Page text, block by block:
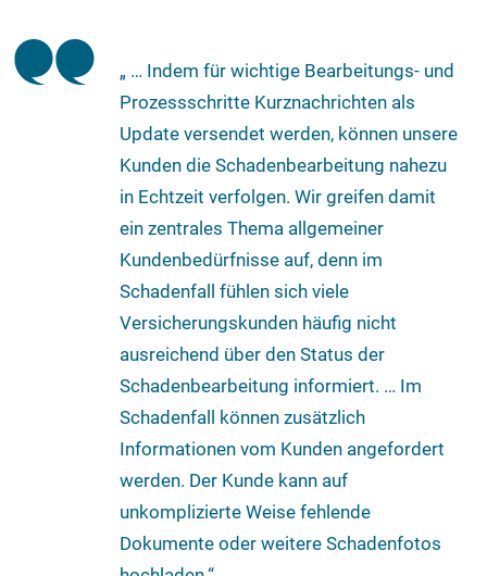
„ … Indem für wichtige Bearbeitungs- und
Prozessschritte Kurznachrichten als
Update versendet werden, können unsere
Kunden die Schadenbearbeitung nahezu
in Echtzeit verfolgen. Wir greifen damit
ein zentrales Thema allgemeiner
Kundenbedürfnisse auf, denn im
Schadenfall fühlen sich viele
Versicherungskunden häufig nicht
ausreichend über den Status der
Schadenbearbeitung informiert. … Im
Schadenfall können zusätzlich
Informationen vom Kunden angefordert
werden. Der Kunde kann auf
unkomplizierte Weise fehlende
Dokumente oder weitere Schadenfotos